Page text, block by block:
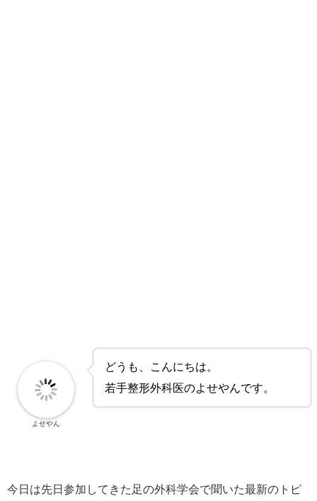
どうも、こんにちは。
若手整形外科医のよせやんです。
よせやん
今日は先日参加してきた足の外科学会で聞いた最新のトピ